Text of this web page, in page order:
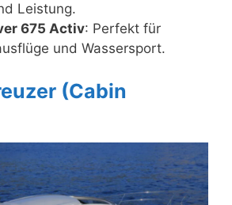
Leistung.
675 Activ: Perfekt für
und Wassersport.
(Cabin